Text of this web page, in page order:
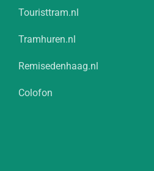
Touristtram.nl
Tramhuren.nl
Remisedenhaag.nl
Colofon